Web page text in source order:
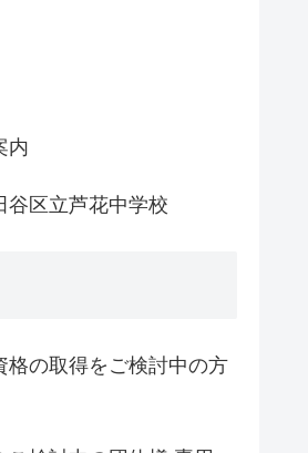
内
谷区立芦花中学校
格の取得をご検討中の方